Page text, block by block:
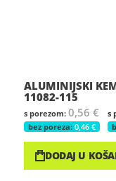
ALUMINIJSKI
11082-115
0,56 €
0,46 €
DODAJ U